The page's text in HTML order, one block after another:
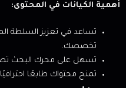
أهمية الكيانات في المحتوى:
تساعد في تعزيز السلطة
تخصصك.
تسهل على محرك البحث
تمنح محتواك طابعًا احترافيًا